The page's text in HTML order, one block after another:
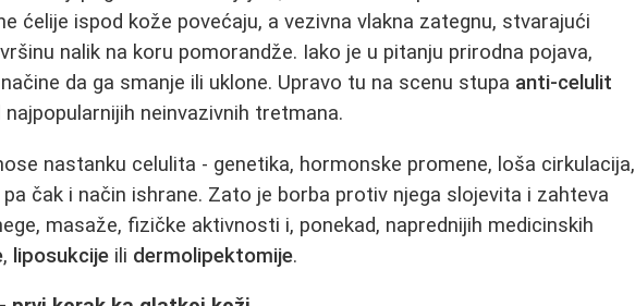
ćelije ispod kože povećaju, a vezivna vlakna zategnu, stvarajući
nalik na koru pomorandže. Iako je u pitanju prirodna pojava,
da ga smanje ili uklone. Upravo tu na scenu stupa anti-celulit
najpopularnijih neinvazivnih tretmana.
nastanku celulita - genetika, hormonske promene, loša cirkulacija,
čak i način ishrane. Zato je borba protiv njega slojevita i zahteva
masaže, fizičke aktivnosti i, ponekad, naprednijih medicinskih
, liposukcije ili dermolipektomije.